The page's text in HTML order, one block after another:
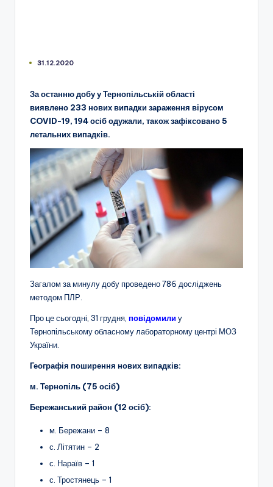
31.12.2020
За останню добу у Тернопільській області
виявлено 233 нових випадки зараження вірусом
COVID-19, 194 осіб одужали, також зафіксовано 5
летальних випадків.
Загалом за минулу добу проведено 786 досліджень
методом ПЛР.
Про це сьогодні, 31 грудня, повідомилиу
Тернопільському обласному лабораторному центрі МОЗ
України.
Географія поширення нових випадків:
м. Тернопіль (75 осіб)
Бережанський район (12 осіб):
м. Бережани – 8
с. Літятин – 2
с. Нараїв – 1
с. Тростянець – 1